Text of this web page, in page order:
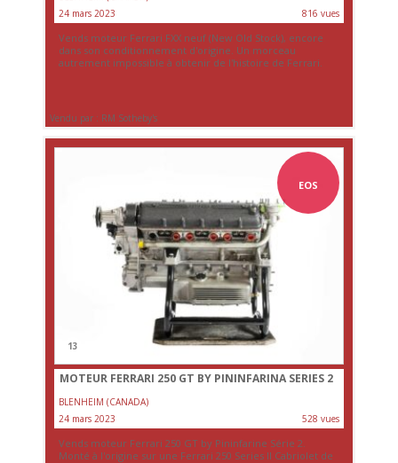
24 mars 2023
816 vues
Vends moteur Ferrari FXX neuf (New Old Stock), encore
dans son conditionnement d'origine. Un morceau
autrement impossible à obtenir de l'histoire de Ferrari.
Vendu par : RM Sotheby's
EOS
13
MOTEUR FERRARI 250 GT BY PININFARINA SERIES 2
BLENHEIM (CANADA)
24 mars 2023
528 vues
Vends moteur Ferrari 250 GT by Pininfarine Série 2.
Monté à l'origine sur une Ferrari 250 Series II Cabriolet de